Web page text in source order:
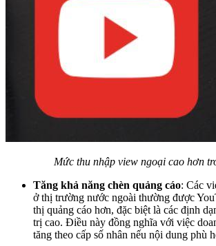
Mức thu nhập view ngoại cao hơn
Tăng khả năng chèn quảng cáo: Các
ở thị trường nước ngoài thường được
thị quảng cáo hơn, đặc biệt là các định
trị cao. Điều này đồng nghĩa với việc
tăng theo cấp số nhân nếu nội dung phù